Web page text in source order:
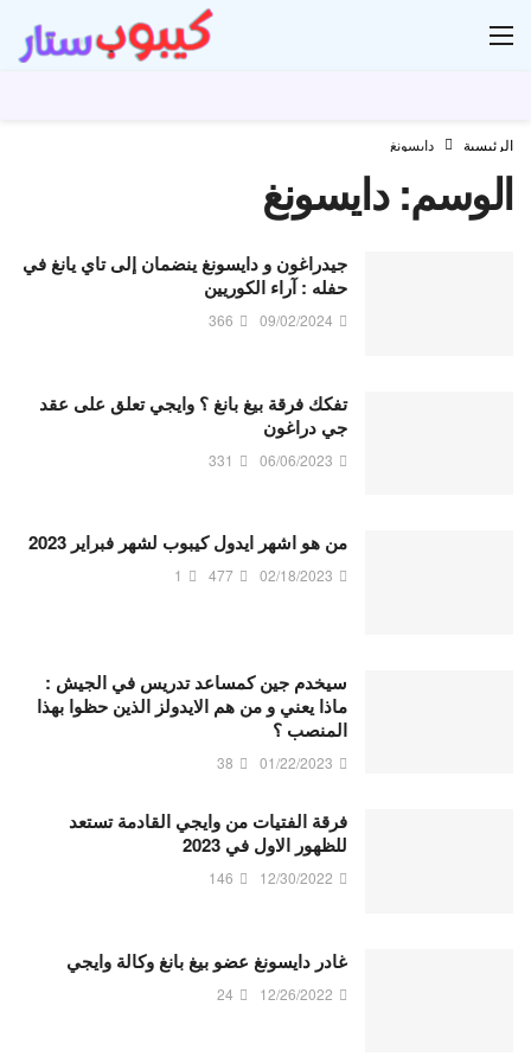
الرئيسية دايسونغ
الوسم:دايسونغ
جيدراغون و دايسونغ ينضمان إلى تاي يانغ في
حفله : آراء الكوريين
09/02/2024
366
تفكك فرقة بيغ بانغ ؟ وايجي تعلق على عقد
جي دراغون
06/06/2023
331
من هو اشهر ايدول كيبوب لشهر فبراير 2023
02/18/2023
477
1
سيخدم جين كمساعد تدريس في الجيش :
ماذا يعني و من هم الايدولز الذين حظوا بهذا
المنصب ؟
01/22/2023
38
فرقة الفتيات من وايجي القادمة تستعد
للظهور الاول في 2023
12/30/2022
146
غادر دايسونغ عضو بيغ بانغ وكالة وايجي
12/26/2022
24